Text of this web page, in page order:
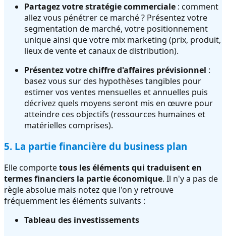
Partagez votre stratégie commerciale : comment
allez vous pénétrer ce marché ? Présentez votre
segmentation de marché, votre positionnement
unique ainsi que votre mix marketing (prix, produit,
lieux de vente et canaux de distribution).
Présentez votre chiffre d'affaires prévisionnel :
basez vous sur des hypothèses tangibles pour
estimer vos ventes mensuelles et annuelles puis
décrivez quels moyens seront mis en œuvre pour
atteindre ces objectifs (ressources humaines et
matérielles comprises).
5. La partie financière du business plan
Elle comportetous les éléments qui traduisent en
termes financiers la partie économique. Il n'y a pas de
règle absolue mais notez que l'on y retrouve
fréquemment les éléments suivants :
Tableau des investissements